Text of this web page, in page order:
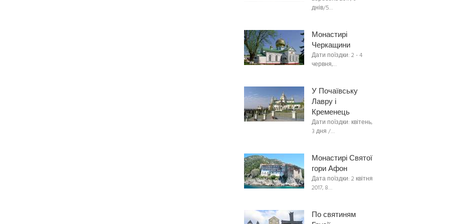
днів/5…
Монастирі
Черкащини
Дати поїздки: 2 - 4
червня,…
У Почаївську
Лавру і
Кременець
Дати поїздки: квітень,
3 дня /…
Монастирі Святої
гори Афон
Дата поїздки: 2 квітня
2017, 8…
По святиням